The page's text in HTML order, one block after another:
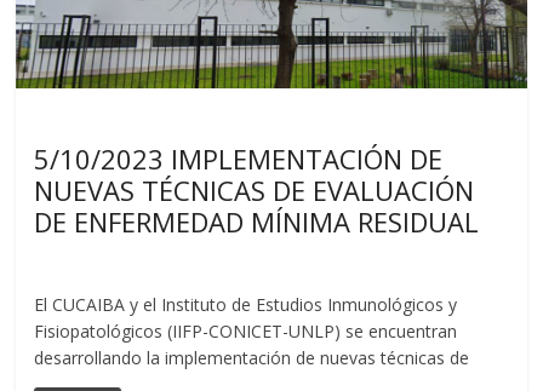
5/10/2023 IMPLEMENTACIÓN DE
NUEVAS TÉCNICAS DE EVALUACIÓN
DE ENFERMEDAD MÍNIMA RESIDUAL
El CUCAIBA y el Instituto de Estudios Inmunológicos y
Fisiopatológicos (IIFP-CONICET-UNLP) se encuentran
desarrollando la implementación de nuevas técnicas de